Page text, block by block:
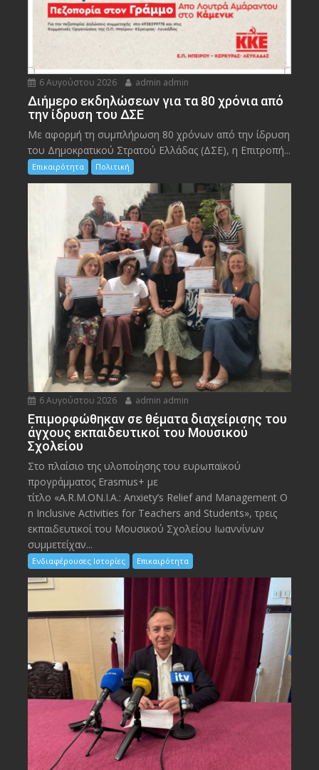
6 Αυγούστου 2026 admin admin
Διήμερο εκδηλώσεων για τα 80 χρόνια από
την ίδρυση του ΔΣΕ
Με αφορμή τη συμπλήρωση 80 χρόνων από την ίδρυση
του Δημοκρατικού Στρατού Ελλάδας (ΔΣΕ), η Επιτροπή...
Επικαιρότητα Πολιτική
6 Αυγούστου 2026 admin admin
Eπιμορφώθηκαν σε θέματα διαχείρισης του
άγχους εκπαιδευτικοί του Μουσικού
Σχολείου
Στο πλαίσιο της υλοποίησης του ευρωπαϊκού
προγράμματος Erasmus+ με
τίτλο «A.R.M.ON.I.A.: Anxiety’s Relief and Management O
n Inclusive Activities for Teachers and Students», τρεις
εκπαιδευτικοί του Μουσικού Σχολείου Ιωαννίνων
συμμετείχαν...
Ενδιαφέρουσες Ιστορίες Επικαιρότητα